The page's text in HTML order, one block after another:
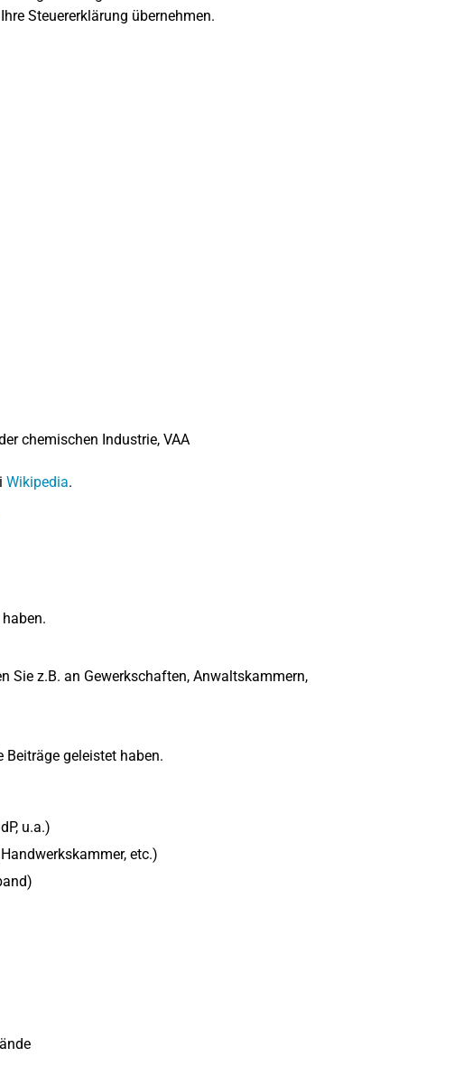
Steuererklärung übernehmen.
chemischen Industrie, VAA
Wikipedia.
Sie z.B. an Gewerkschaften, Anwaltskammern,
Beiträge geleistet haben.
u.a.)
etc.)